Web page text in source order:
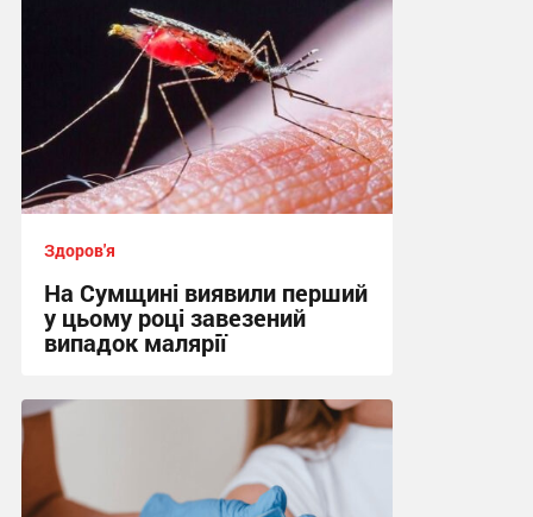
Здоров'я
На Сумщині виявили перший
у цьому році завезений
випадок малярії
16:10 сьогодні